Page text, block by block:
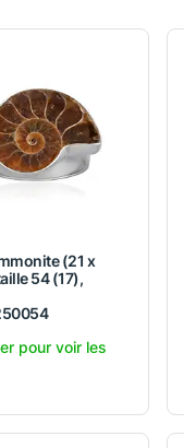
(21 x
54 (17),
pour voir les